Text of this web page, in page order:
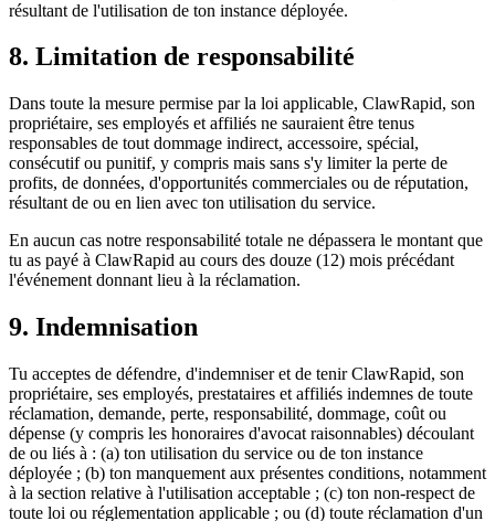
résultant de l'utilisation de ton instance déployée.
8. Limitation de responsabilité
Dans toute la mesure permise par la loi applicable, ClawRapid, son
propriétaire, ses employés et affiliés ne sauraient être tenus
responsables de tout dommage indirect, accessoire, spécial,
consécutif ou punitif, y compris mais sans s'y limiter la perte de
profits, de données, d'opportunités commerciales ou de réputation,
résultant de ou en lien avec ton utilisation du service.
En aucun cas notre responsabilité totale ne dépassera le montant que
tu as payé à ClawRapid au cours des douze (12) mois précédant
l'événement donnant lieu à la réclamation.
9. Indemnisation
Tu acceptes de défendre, d'indemniser et de tenir ClawRapid, son
propriétaire, ses employés, prestataires et affiliés indemnes de toute
réclamation, demande, perte, responsabilité, dommage, coût ou
dépense (y compris les honoraires d'avocat raisonnables) découlant
de ou liés à : (a) ton utilisation du service ou de ton instance
déployée ; (b) ton manquement aux présentes conditions, notamment
à la section relative à l'utilisation acceptable ; (c) ton non-respect de
toute loi ou réglementation applicable ; ou (d) toute réclamation d'un